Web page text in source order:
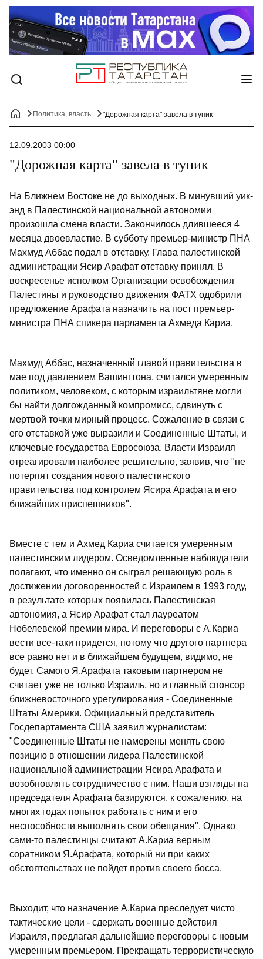
Политика, власть "Дорожная карта" завела в тупик
12.09.2003 00:00
"Дорожная карта" завела в тупик
На Ближнем Востоке не до выходных. В минувший уик-
энд в Палестинской национальной автономии
произошла смена власти. Закончилось длившееся 4
месяца двоевластие. В субботу премьер-министр ПНА
Махмуд Аббас подал в отставку. Глава палестинской
администрации Ясир Арафат отставку принял. В
воскресенье исполком Организации освобождения
Палестины и руководство движения ФАТХ одобрили
предложение Арафата назначить на пост премьер-
министра ПНА спикера парламента Ахмеда Кариа.
Махмуд Аббас, назначенный главой правительства в
мае под давлением Вашингтона, считался умеренным
политиком, человеком, с которым израильтяне могли
бы найти долгожданный компромисс, сдвинуть с
мертвой точки мирный процесс. Сожаление в связи с
его отставкой уже выразили и Соединенные Штаты, и
ключевые государства Евросоюза. Власти Израиля
отреагировали наиболее решительно, заявив, что "не
потерпят создания нового палестинского
правительства под контролем Ясира Арафата и его
ближайших приспешников".
Вместе с тем и Ахмед Кариа считается умеренным
палестинским лидером. Осведомленные наблюдатели
полагают, что именно он сыграл решающую роль в
достижении договоренностей с Израилем в 1993 году,
в результате которых появилась Палестинская
автономия, а Ясир Арафат стал лауреатом
Нобелевской премии мира. И переговоры с А.Кариа
вести все-таки придется, потому что другого партнера
все равно нет и в ближайшем будущем, видимо, не
будет. Самого Я.Арафата таковым партнером не
считает уже не только Израиль, но и главный спонсор
ближневосточного урегулирования - Соединенные
Штаты Америки. Официальный представитель
Госдепартамента США заявил журналистам:
"Соединенные Штаты не намерены менять свою
позицию в отношении лидера Палестинской
национальной администрации Ясира Арафата и
возобновлять сотрудничество с ним. Наши взгляды на
председателя Арафата базируются, к сожалению, на
многих годах попыток работать с ним и его
неспособности выполнять свои обещания". Однако
сами-то палестинцы считают А.Кариа верным
соратником Я.Арафата, который ни при каких
обстоятельствах не пойдет против своего босса.
Выходит, что назначение А.Кариа преследует чисто
тактические цели - сдержать военные действия
Израиля, предлагая дальнейшие переговоры с новым
умеренным премьером. Прекращать террористическую